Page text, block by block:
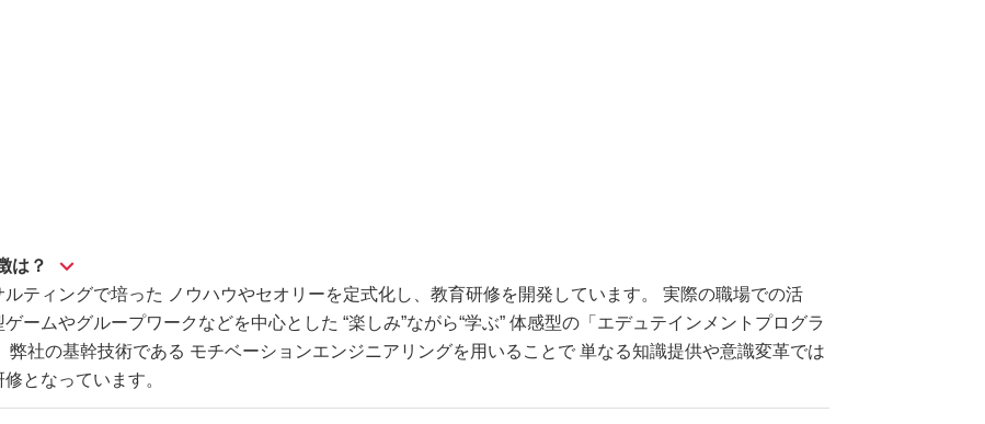
は？
ティングで培った ノウハウやセオリーを定式化し、教育研修を開発しています。 実際の職場での活
ームやグループワークなどを中心とした “楽しみ”ながら“学ぶ” 体感型の「エデュテインメントプログラ
弊社の基幹技術である モチベーションエンジニアリングを用いることで 単なる知識提供や意識変革では
となっています。